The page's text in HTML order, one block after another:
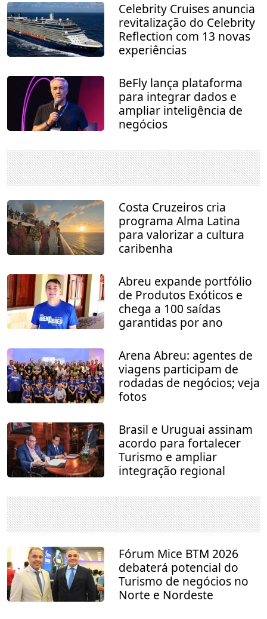
Celebrity Cruises anuncia
revitalização do Celebrity
Reflection com 13 novas
experiências
BeFly lança plataforma
para integrar dados e
ampliar inteligência de
negócios
Costa Cruzeiros cria
programa Alma Latina
para valorizar a cultura
caribenha
Abreu expande portfólio
de Produtos Exóticos e
chega a 100 saídas
garantidas por ano
Arena Abreu: agentes de
viagens participam de
rodadas de negócios; veja
fotos
Brasil e Uruguai assinam
acordo para fortalecer
Turismo e ampliar
integração regional
Fórum Mice BTM 2026
debaterá potencial do
Turismo de negócios no
Norte e Nordeste